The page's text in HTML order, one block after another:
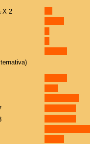
X 2